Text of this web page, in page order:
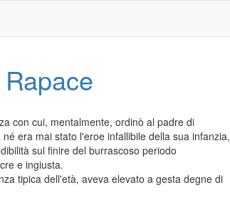
con cui, mentalmente, ordinò al padre di
era mai stato l'eroe infallibile della sua infanzia,
sul finire del burrascoso periodo
e ingiusta.
tipica dell'età, aveva elevato a gesta degne di